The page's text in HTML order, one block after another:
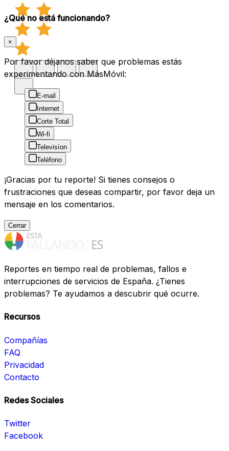
¿Qué no está funcionando?
×
Por favor déjanos saber que problemas estás
experimentando con MásMóvil:
E-mail
Internet
Corte Total
Wi-fi
Televisíon
Teléfono
¡Gracias por tu reporte! Si tienes consejos o
frustraciones que deseas compartir, por favor deja un
mensaje en los comentarios.
Cerrar
Reportes en tiempo real de problemas, fallos e
interrupciones de servicios de España. ¿Tienes
problemas? Te ayudamos a descubrir qué ocurre.
Recursos
Compañías
FAQ
Privacidad
Contacto
Redes Sociales
Twitter
Facebook